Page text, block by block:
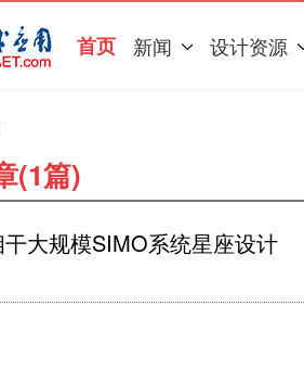
首页 新闻 设计资源
(1篇)
大规模SIMO系统星座设计